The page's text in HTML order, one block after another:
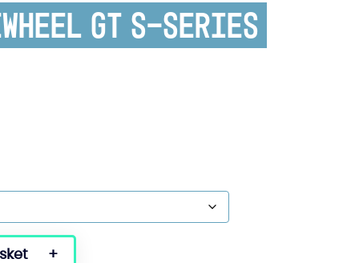
GT S-Series